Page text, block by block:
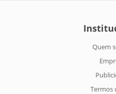
Quem
Termos